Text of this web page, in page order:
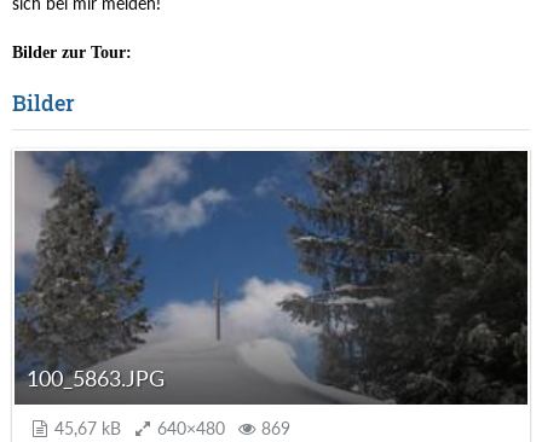
Bilder zur Tour:
Bilder
100_5863.JPG
45,67 kB 640×480 869